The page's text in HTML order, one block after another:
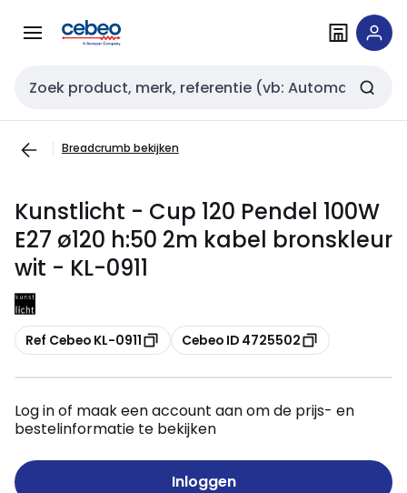
naar
naar
Zoekveld invoer
Breadcrumb bekijken
Kunstlicht - Cup 120 Pendel 100W
E27 ø120 h:50 2m kabel bronskleur
wit - KL-0911
Kopiëren
Ref Cebeo KL-0911 Kopiëren
Cebeo ID 4725502
Log in of maak een account aan om de prijs- en
bestelinformatie te bekijken
Inloggen